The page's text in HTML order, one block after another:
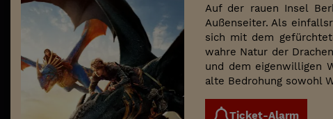
Auf der rauen Insel
Außenseiter. Als
sich mit dem
wahre Natur der
und dem eigenwilligen
alte Bedrohung sowohl
Ticket-Alarm